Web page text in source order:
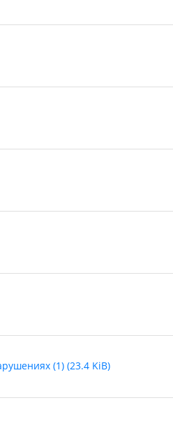
(1) (23.4 KiB)